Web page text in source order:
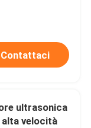
Contattaci
ultrasonica
velocità